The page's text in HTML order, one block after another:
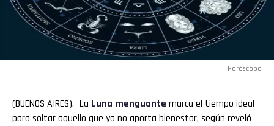
Horóscopo
(BUENOS AIRES).- La Luna menguante marca el tiempo ideal
para soltar aquello que ya no aporta bienestar, según reveló